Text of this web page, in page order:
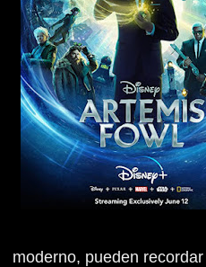
moderno, pueden